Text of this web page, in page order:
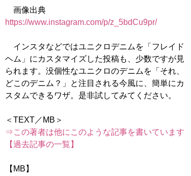
画像出典
https://www.instagram.com/p/z_5bdCu9pr/
インスタなどではユニクロデニムを「フレイド
ヘム」にカスタマイズした投稿も、少数ですが見
られます。没個性なユニクロのデニムを「それ、
どこのデニム？」と注目される今風に、簡単にカ
スタムできるワザ。是非試してみてください。
⇒この著者は他にこのような記事を書いています
【過去記事の一覧】
【MB】